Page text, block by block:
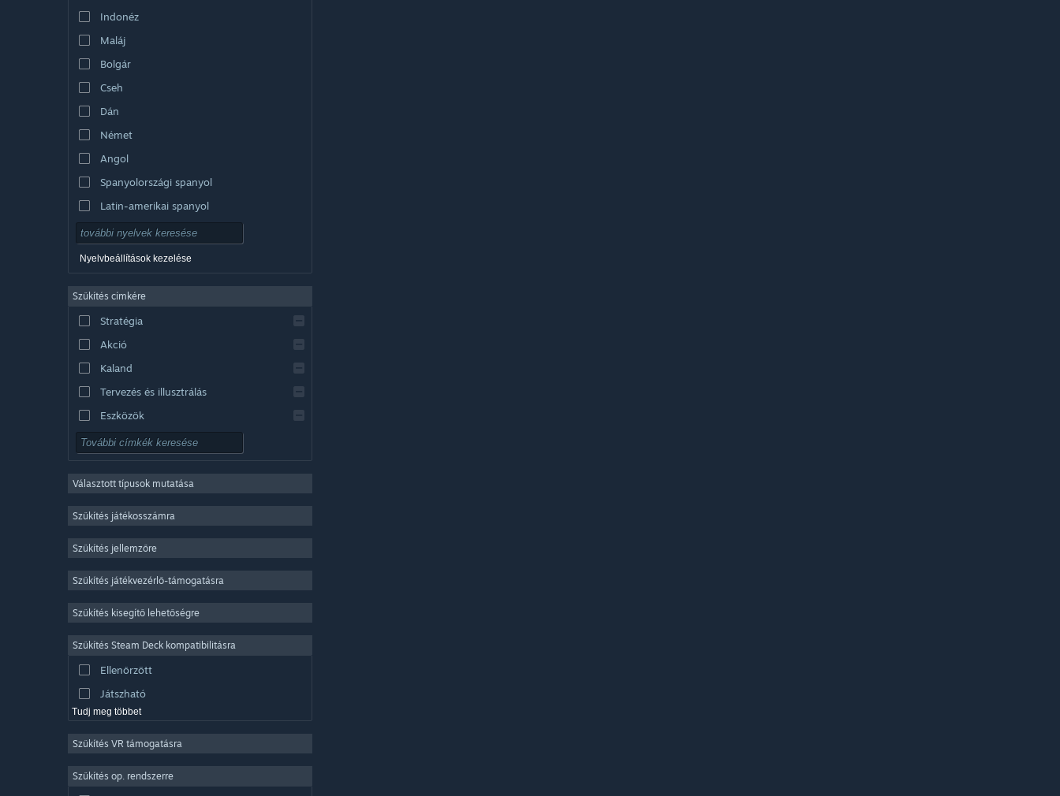
Indonéz
Maláj
Bolgár
Cseh
Dán
Német
Angol
Spanyolországi spanyol
Latin-amerikai spanyol
Nyelvbeállítások kezelése
Szűkítés címkére
Stratégia
Akció
Kaland
Tervezés és illusztrálás
Eszközök
Ingyenesen játszható
Sokszereplős többjátékos
Indie
Könnyed
Szimuláció
Videószerkesztés
Fényképszerkesztés
Választott típusok mutatása
Szűkítés játékosszámra
Szűkítés jellemzőre
Szűkítés játékvezérlő-támogatásra
Szűkítés kisegítő lehetőségre
Szűkítés Steam Deck kompatibilitásra
Ellenőrzött
Játszható
Tudj meg többet
Szűkítés VR támogatásra
Szűkítés op. rendszerre